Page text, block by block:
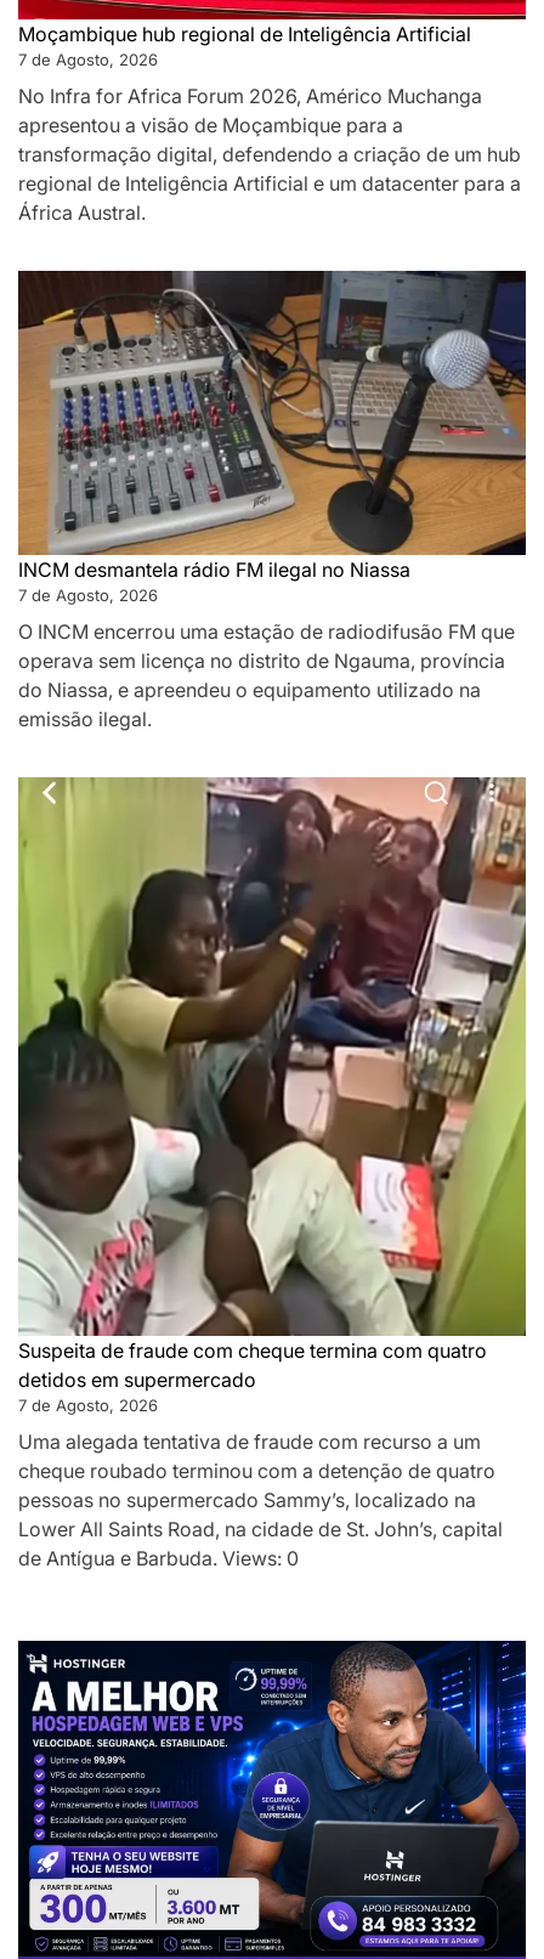
Moçambique hub regional de Inteligência Artificial
7 de Agosto, 2026
No Infra for Africa Forum 2026, Américo Muchanga
apresentou a visão de Moçambique para a
transformação digital, defendendo a criação de um hub
regional de Inteligência Artificial e um datacenter para a
África Austral.
INCM desmantela rádio FM ilegal no Niassa
7 de Agosto, 2026
O INCM encerrou uma estação de radiodifusão FM que
operava sem licença no distrito de Ngauma, província
do Niassa, e apreendeu o equipamento utilizado na
emissão ilegal.
Suspeita de fraude com cheque termina com quatro
detidos em supermercado
7 de Agosto, 2026
Uma alegada tentativa de fraude com recurso a um
cheque roubado terminou com a detenção de quatro
pessoas no supermercado Sammy’s, localizado na
Lower All Saints Road, na cidade de St. John’s, capital
de Antígua e Barbuda. Views: 0